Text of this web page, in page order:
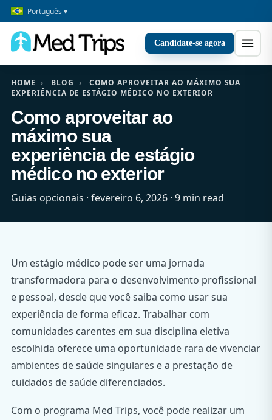
Português ▾
Candidate-se agora
HOME › BLOG ›
COMO APROVEITAR AO MÁXIMO SUA
EXPERIÊNCIA DE ESTÁGIO MÉDICO NO EXTERIOR
Como aproveitar ao
máximo sua
experiência de estágio
médico no exterior
Guias opcionais · fevereiro 6, 2026 · 9 min read
Um estágio médico pode ser uma jornada
transformadora para o desenvolvimento profissional
e pessoal, desde que você saiba como usar sua
experiência de forma eficaz. Trabalhar com
comunidades carentes em sua disciplina eletiva
escolhida oferece uma oportunidade rara de vivenciar
ambientes de saúde singulares e a prestação de
cuidados de saúde diferenciados.
Com o programa Med Trips, você pode realizar um